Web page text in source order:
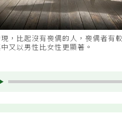
，比起沒有喪偶的人，喪偶者有
又以男性比女性更顯著。